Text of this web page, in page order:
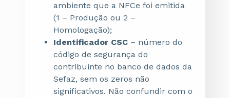
ambiente que a NFCe foi emitida
(1 – Produção ou 2 –
Homologação);
Identificador CSC – número do
código de segurança do
contribuinte no banco de dados da
Sefaz, sem os zeros não
significativos. Não confundir com o